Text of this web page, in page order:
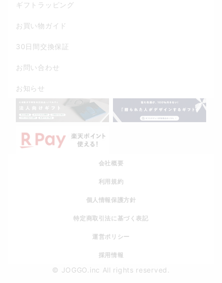
ギフトラッピング
お買い物ガイド
30日間交換保証
お問い合わせ
お知らせ
会社概要
利用規約
個人情報保護方針
特定商取引法に基づく表記
運営ポリシー
採用情報
© JOGGO.inc All rights reserved.